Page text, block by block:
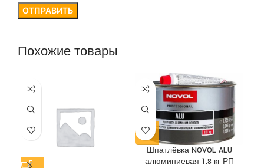
Похожие товары
Шпатлёвка NOVOL ALU
алюминиевая 1.8 кг РП